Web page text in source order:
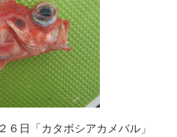
６日「カタボシアカメバル」